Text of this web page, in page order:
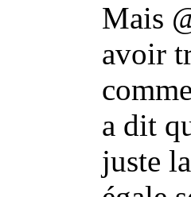
Mais
avoir
a dit
juste